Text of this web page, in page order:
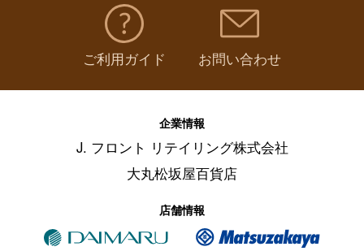
ご利用ガイド お問い合わせ
企業情報
J. フロント リテイリング株式会社
大丸松坂屋百貨店
店舗情報